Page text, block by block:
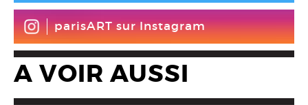
parisART sur Instagram
A VOIR AUSSI